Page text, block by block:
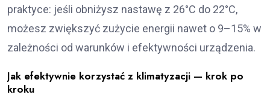
praktyce: jeśli obniżysz nastawę z 26°C do 22°C,
możesz zwiększyć zużycie energii nawet o 9–15% w
zależności od warunków i efektywności urządzenia.
Jak efektywnie korzystać z klimatyzacji — krok po
kroku